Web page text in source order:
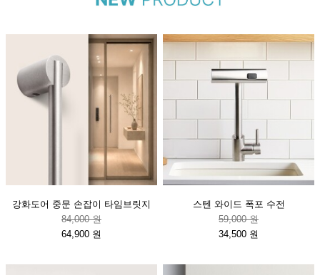
강화도어 중문 손잡이 타임브릿지
84,000 원
64,900 원
스텐 와이드 폭포 수전
59,000 원
34,500 원